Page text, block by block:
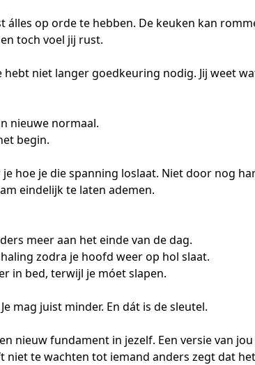
álles op orde te hebben. De keuken kan
toch voel jij rust.
hebt niet langer goedkeuring nodig. Jij weet
nieuwe normaal.
begin.
hoe je die spanning loslaat. Niet door nog
eindelijk te laten ademen.
meer aan het einde van de dag.
zodra je hoofd weer op hol slaat.
in bed, terwijl je móet slapen.
mag juist minder. En dát is de sleutel.
nieuw fundament in jezelf. Een versie van
niet te wachten tot iemand anders zegt dat